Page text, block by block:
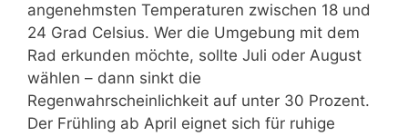
angenehmsten Temperaturen zwischen 18 und
24 Grad Celsius. Wer die Umgebung mit dem
Rad erkunden möchte, sollte Juli oder August
wählen – dann sinkt die
Regenwahrscheinlichkeit auf unter 30 Prozent.
Der Frühling ab April eignet sich für ruhige